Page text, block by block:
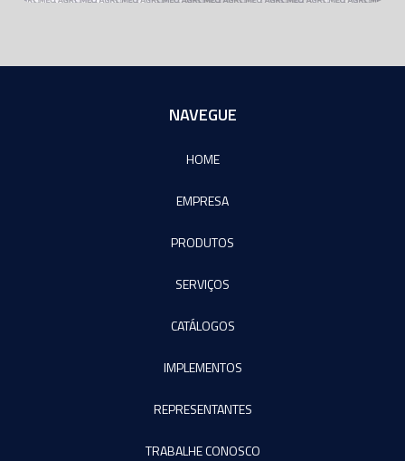
NAVEGUE
HOME
EMPRESA
PRODUTOS
SERVIÇOS
CATÁLOGOS
IMPLEMENTOS
REPRESENTANTES
TRABALHE CONOSCO